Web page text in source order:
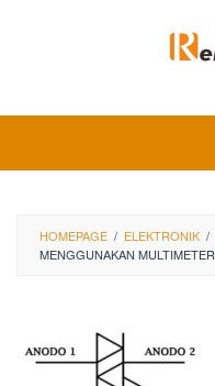
HOMEPAGE / ELEKTRONIK /
MENGGUNAKAN MULTIMETER